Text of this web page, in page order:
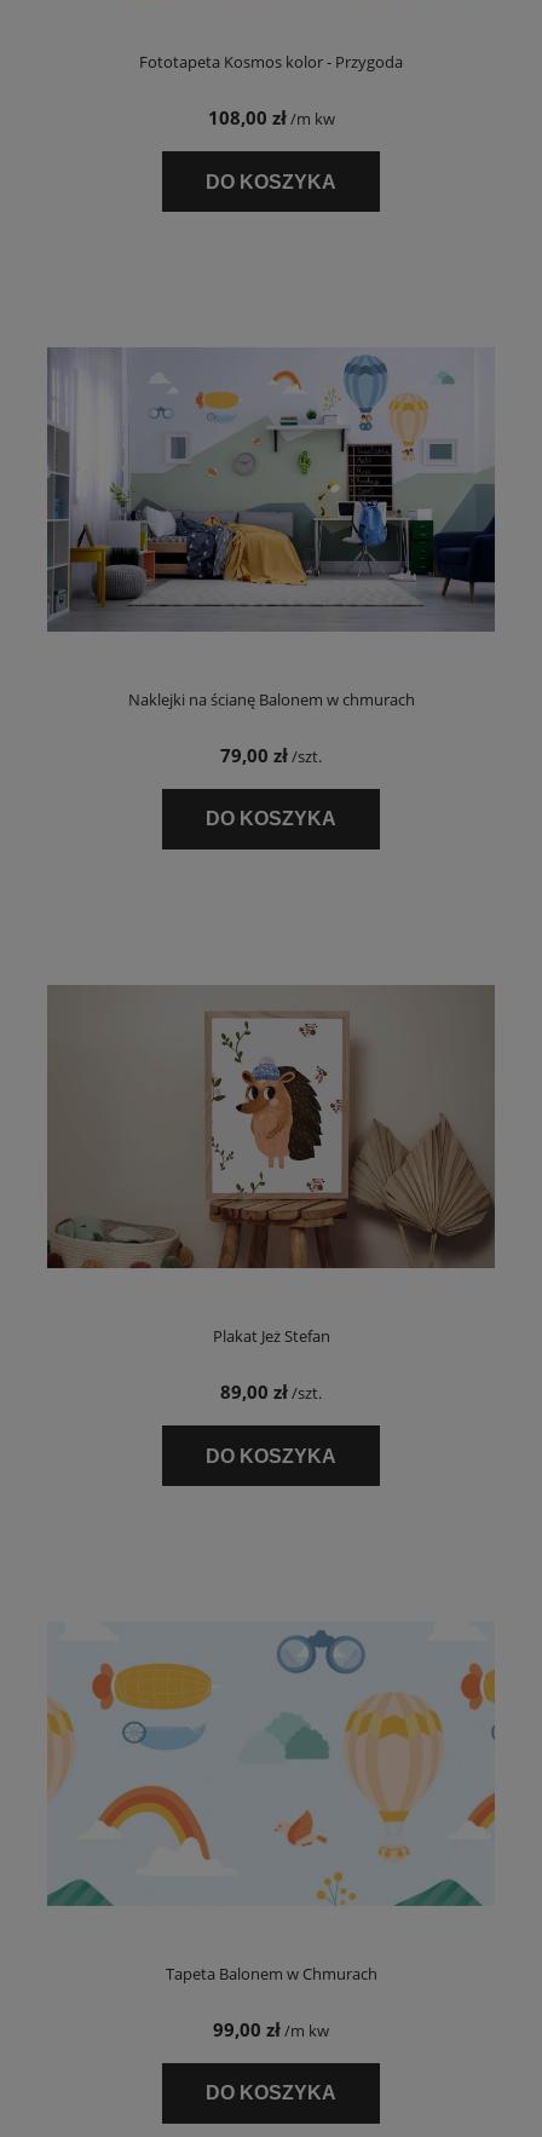
Fototapeta Kosmos kolor - Przygoda
108,00 zł/m kw
DO KOSZYKA
Naklejki na ścianę Balonem w chmurach
79,00 zł/szt.
DO KOSZYKA
Plakat Jeż Stefan
89,00 zł/szt.
DO KOSZYKA
Tapeta Balonem w Chmurach
99,00 zł/m kw
DO KOSZYKA